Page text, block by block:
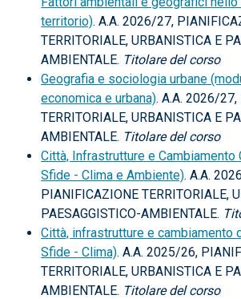
territorio). A.A. 2026/27,
TERRITORIALE, URBANISTICA E
AMBIENTALE. Titolare del corso
Geografia e sociologia urbane
economica e urbana). A.A. 2026/
TERRITORIALE, URBANISTICA E
AMBIENTALE. Titolare del corso
Città, Infrastrutture e Cambiamento
Sfide - Clima e Ambiente). A.A.
PIANIFICAZIONE TERRITORIALE,
PAESAGGISTICO-AMBIENTALE.
Città, infrastrutture e cambiamento
Sfide - Clima). A.A. 2025/26,
TERRITORIALE, URBANISTICA E
AMBIENTALE. Titolare del corso